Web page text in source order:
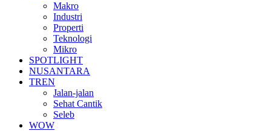
Makro
Industri
Properti
Teknologi
Mikro
SPOTLIGHT
NUSANTARA
TREN
Jalan-jalan
Sehat Cantik
Seleb
WOW